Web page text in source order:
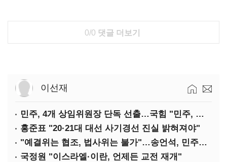
0/0 댓글 더보기
이선재
민주, 4개 상임위원장 단독 선출…국힘 "민주, 협치 무너뜨려"
홍준표 "20·21대 대선 사기경선 진실 밝혀져야"
"예결위는 협조, 법사위는 불가"…송언석, 민주당 압박
국정원 "이스라엘·이란, 언제든 교전 재개"